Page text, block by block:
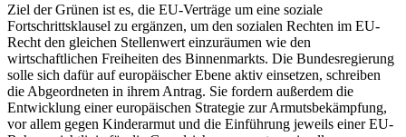
Ziel der Grünen ist es, die EU-Verträge um eine soziale
Fortschrittsklausel zu ergänzen, um den sozialen Rechten im EU-
Recht den gleichen Stellenwert einzuräumen wie den
wirtschaftlichen Freiheiten des Binnenmarkts. Die Bundesregierung
solle sich dafür auf europäischer Ebene aktiv einsetzen, schreiben
die Abgeordneten in ihrem Antrag. Sie fordern außerdem die
Entwicklung einer europäischen Strategie zur Armutsbekämpfung,
vor allem gegen Kinderarmut und die Einführung jeweils einer EU-